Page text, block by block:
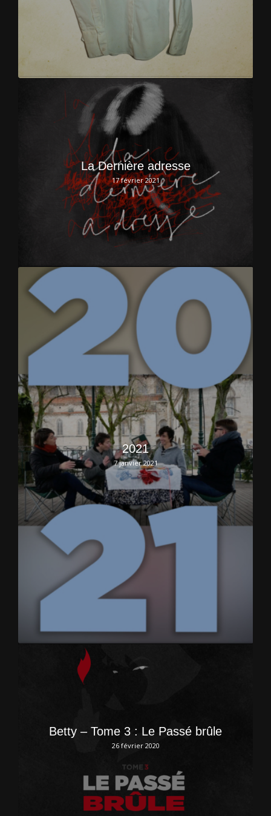
La Dernière adresse
17 février 2021
2021
7 janvier 2021
Betty – Tome 3 : Le Passé brûle
26 février 2020